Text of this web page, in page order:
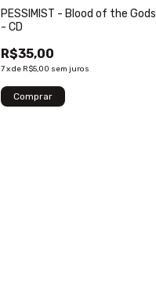
PESSIMIST - Blood of the Gods
- CD
R$35,00
7xde R$5,00 sem juros